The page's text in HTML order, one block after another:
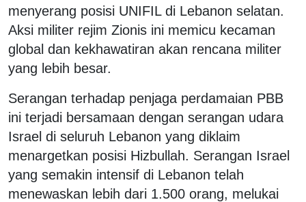
menyerang posisi UNIFIL di Lebanon selatan.
Aksi militer rejim Zionis ini memicu kecaman
global dan kekhawatiran akan rencana militer
yang lebih besar.
Serangan terhadap penjaga perdamaian PBB
ini terjadi bersamaan dengan serangan udara
Israel di seluruh Lebanon yang diklaim
menargetkan posisi Hizbullah. Serangan Israel
yang semakin intensif di Lebanon telah
menewaskan lebih dari 1.500 orang, melukai